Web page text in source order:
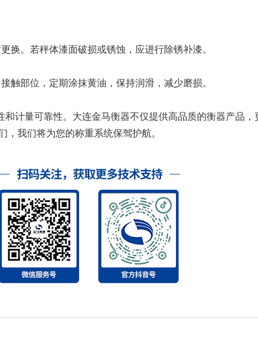
换。若秤体漆面破损或锈蚀，应进行除锈补漆。
触部位，定期涂抹黄油，保持润滑，减少磨损。
计量可靠性。大连金马衡器不仅提供高品质的衡器产品
我们将为您的称重系统保驾护航。